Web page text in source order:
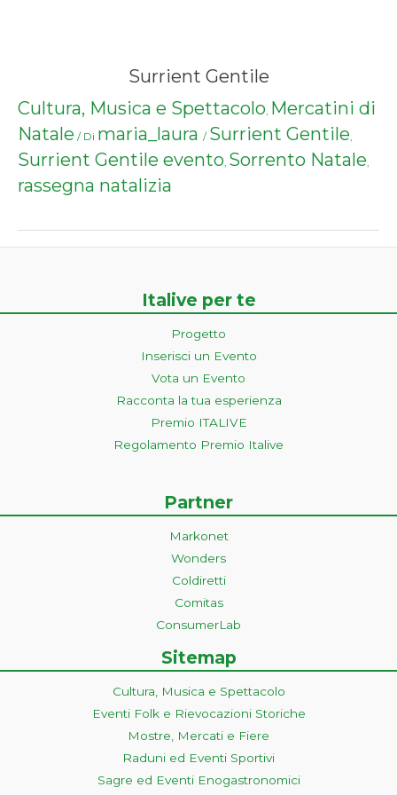
Surrient Gentile
Cultura, Musica e Spettacolo, Mercatini di
Natale / Di maria_laura / Surrient Gentile,
Surrient Gentile evento, Sorrento Natale,
rassegna natalizia
Italive per te
Progetto
Inserisci un Evento
Vota un Evento
Racconta la tua esperienza
Premio ITALIVE
Regolamento Premio Italive
Partner
Markonet
Wonders
Coldiretti
Comitas
ConsumerLab
Sitemap
Cultura, Musica e Spettacolo
Eventi Folk e Rievocazioni Storiche
Mostre, Mercati e Fiere
Raduni ed Eventi Sportivi
Sagre ed Eventi Enogastronomici